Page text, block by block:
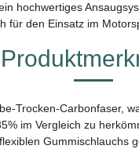
hochwertiges
für den Einsatz im
Trocken-Carbonfaser,
im Vergleich zu